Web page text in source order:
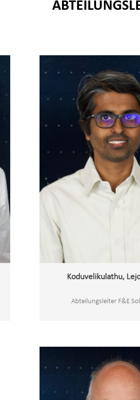
Koduvelikulathu,
Abteilungsleiter F&E